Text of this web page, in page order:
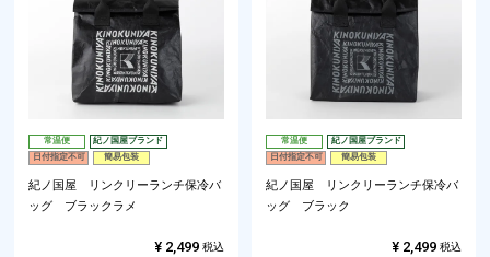
常温便
紀ノ国屋ブランド
日付指定不可
簡易包装
紀ノ国屋 リンクリーランチ保冷バ
ッグ ブラックラメ
¥ 2,499 税込
常温便
紀ノ国屋ブランド
日付指定不可
簡易包装
紀ノ国屋 リンクリーランチ保冷バ
ッグ ブラック
¥ 2,499 税込